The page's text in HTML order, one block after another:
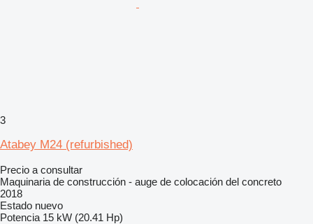
3
Atabey M24 (refurbished)
Precio a consultar
Maquinaria de construcción - auge de colocación del concreto
2018
Estado nuevo
Potencia 15 kW (20.41 Hp)